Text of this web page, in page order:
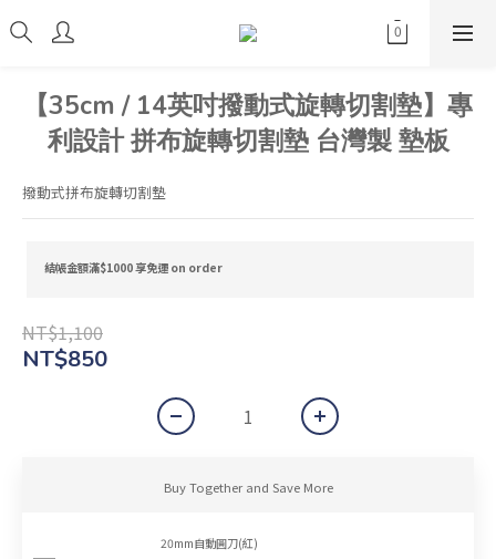
【35cm / 14英吋撥動式旋轉切割墊】專
利設計 拼布旋轉切割墊 台灣製 墊板
撥動式拼布旋轉切割墊
結帳金額滿$1000 享免運 on order
NT$1,100
NT$850
Buy Together and Save More
20mm自動圓刀(紅)